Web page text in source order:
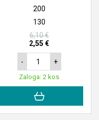
200
130
6,10 €
2,55 €
- +
Zaloga: 2 kos